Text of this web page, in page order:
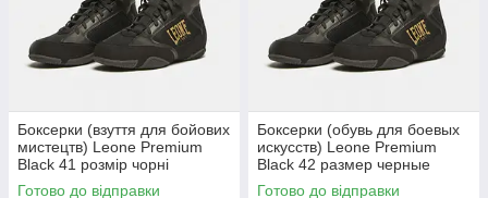
Боксерки (взуття для бойових
мистецтв) Leone Premium
Black 41 розмір чорні
Готово до відправки
Боксерки (обувь для боевых
искусств) Leone Premium
Black 42 размер черные
Готово до відправки